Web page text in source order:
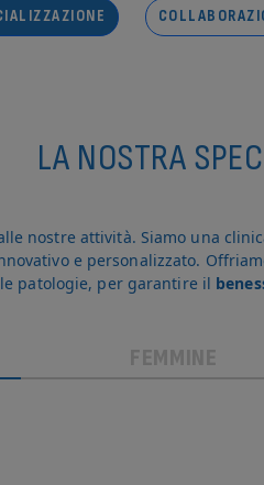
LA NOSTRA
nostre attività. Siamo una
e personalizzato.
patologie, per garantire il